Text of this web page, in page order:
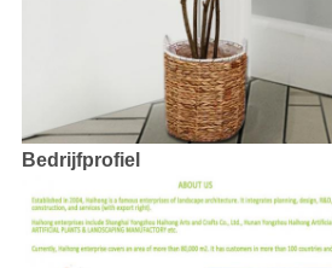
Bedrijfprofiel